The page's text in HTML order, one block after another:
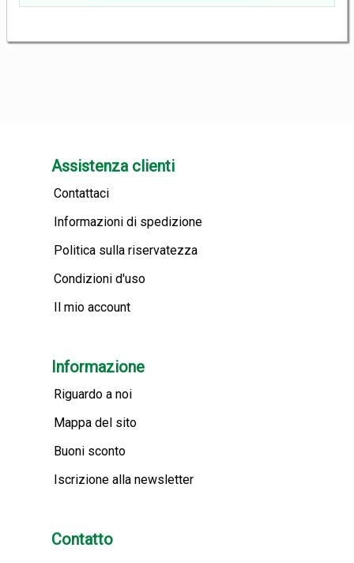
Assistenza clienti
Contattaci
Informazioni di spedizione
Politica sulla riservatezza
Condizioni d'uso
Il mio account
Informazione
Riguardo a noi
Mappa del sito
Buoni sconto
Iscrizione alla newsletter
Contatto